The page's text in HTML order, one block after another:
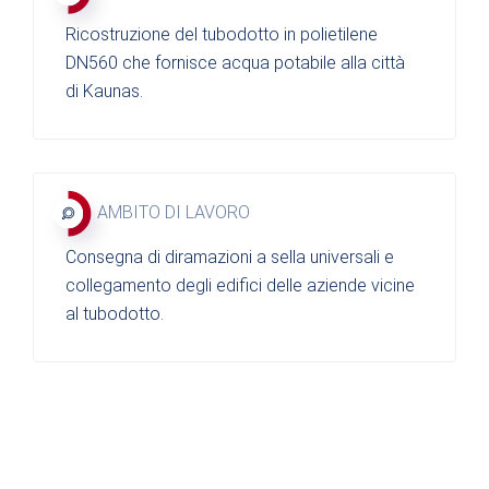
Ricostruzione del tubodotto in polietilene
DN560 che fornisce acqua potabile alla città
di Kaunas.
AMBITO DI LAVORO
Consegna di diramazioni a sella universali e
collegamento degli edifici delle aziende vicine
al tubodotto.